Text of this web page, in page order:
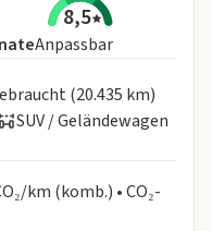
8,5
Anpassbar
(20.435 km)
SUV / Geländewagen
km (komb.) • CO₂-